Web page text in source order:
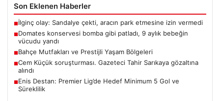
Son Eklenen Haberler
■İlginç olay: Sandalye çekti, aracın park etmesine izin vermedi
■Domates konservesi bomba gibi patladı, 9 aylık bebeğin
vücudu yandı
■Bahçe Mutfakları ve Prestijli Yaşam Bölgeleri
■Cem Küçük soruşturması. Gazeteci Tahir Sarıkaya gözaltına
alındı
■Enis Destan: Premier Lig’de Hedef Minimum 5 Gol ve
Süreklilik